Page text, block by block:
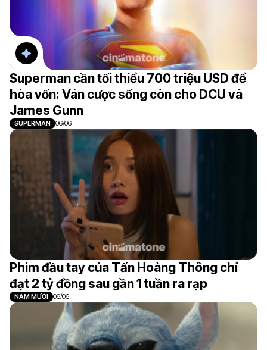
Superman cần tối thiểu 700 triệu USD để
hòa vốn: Ván cược sống còn cho DCU và
James Gunn
SUPERMAN 06/06
Phim đầu tay của Tấn Hoàng Thông chỉ
đạt 2 tỷ đồng sau gần 1 tuần ra rạp
NĂM MƯỜI 06/06